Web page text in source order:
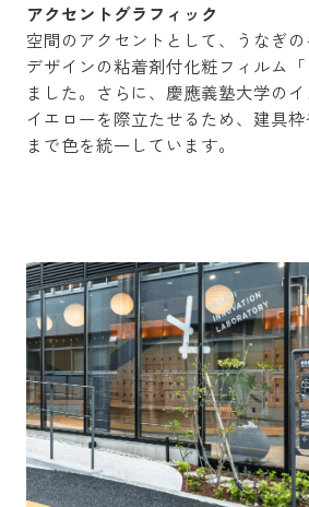
アクセントグラフィック
空間のアクセントとして、うなぎ
デザインの粘着剤付化粧フィルム
ました。さらに、慶應義塾大学の
イエローを際立たせるため、建具
まで色を統一しています。